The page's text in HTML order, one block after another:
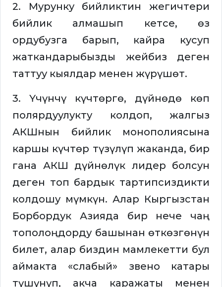
2. Мурунку бийликтин жегичтери
бийлик алмашып кетсе, өз
ордубузга барып, кайра кусуп
жаткандарыбызды жейбиз деген
таттуу кыялдар менен жүрүшөт.
3. Үчүнчү күчтөргө, дүйнөдө көп
полярдуулукту колдоп, жалгыз
АКШнын бийлик монополиясына
каршы күчтөр түзүлүп жаканда, бир
гана АКШ дүйнөлүк лидер болсун
деген топ бардык тартипсиздикти
колдошу мүмкүн. Алар Кыргызстан
Борбордук Азияда бир нече чаң
тополоңдорду башынан өткөзгөнүн
билет, алар биздин мамлекетти бул
аймакта «слабый» звено катары
түшүнүп, акча каражаты менен